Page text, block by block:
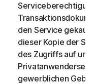
den Service gekauft
dieser Kopie der
des Zugriffs auf und
gewerblichen